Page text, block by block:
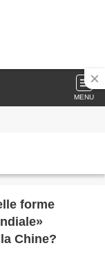
MENU
forme
Chine?